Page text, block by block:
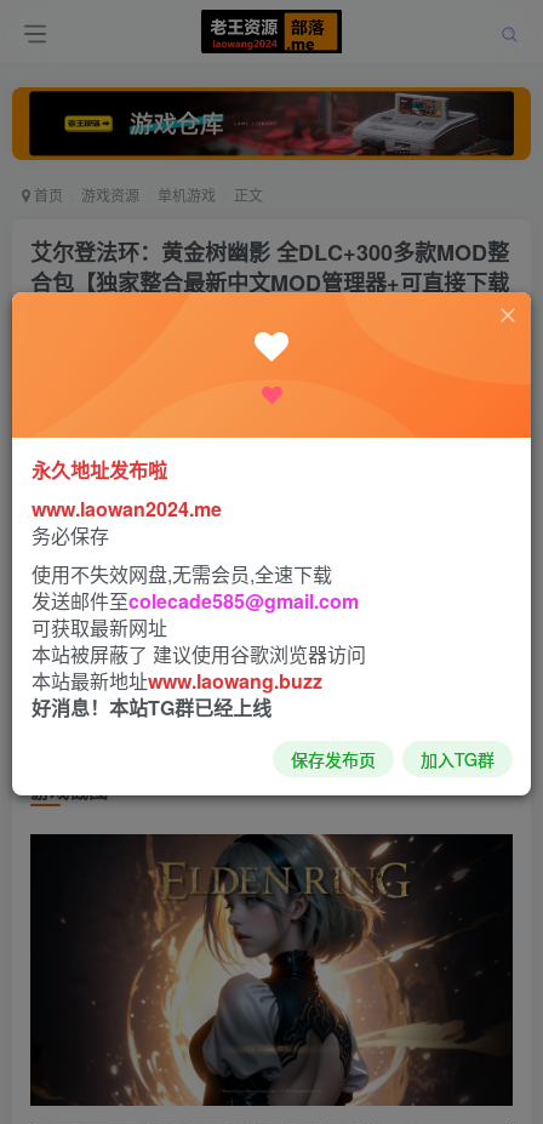
首页 游戏资源 单机游戏 正文
艾尔登法环：黄金树幽影 全DLC+300多款MOD整
合包【独家整合最新中文MOD管理器+可直接下载
游戏介绍
《艾尔登法环》是一款以正统黑暗奇幻世界为舞台的动作
RPG游戏。走进辽阔的场景与地下迷宫探索未知，挑战困难
重重的险境，享受克服困境时的成就感吧。不仅如此，登场
角色之间的利害关系谱成的群像剧，更是不容错过。
游戏截图
永久地址发布啦
www.laowan2024.me
务必保存
使用不失效网盘,无需会员,全速下载
发送邮件至colecade585@gmail.com
可获取最新网址
本站被屏蔽了 建议使用谷歌浏览器访问
本站最新地址www.laowang.buzz
好消息！本站TG群已经上线
保存发布页 加入TG群